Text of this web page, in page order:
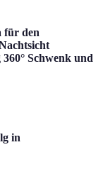
für den
Schwenk und
in